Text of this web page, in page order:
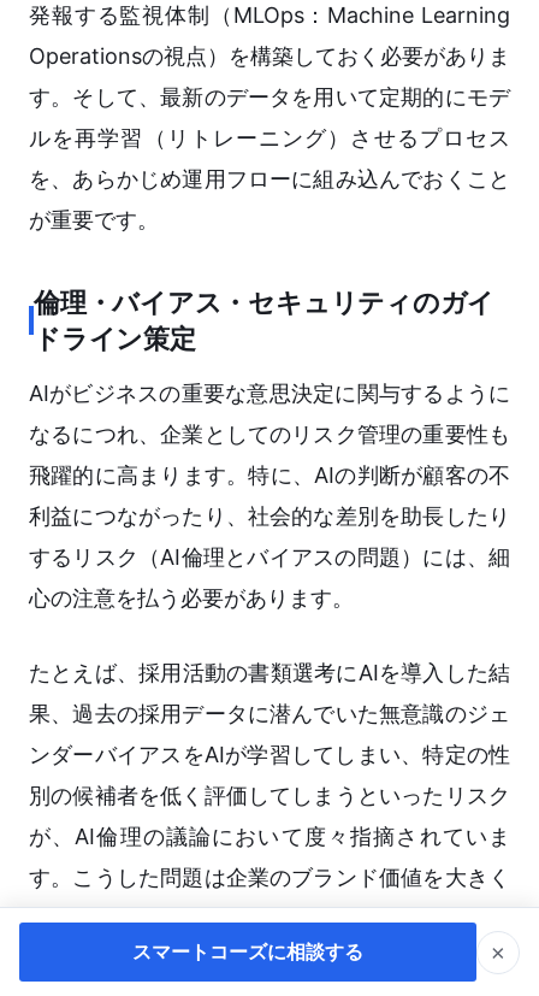
発報する監視体制（MLOps：Machine Learning
Operationsの視点）を構築しておく必要がありま
す。そして、最新のデータを用いて定期的にモデ
ルを再学習（リトレーニング）させるプロセス
を、あらかじめ運用フローに組み込んでおくこと
が重要です。
倫理・バイアス・セキュリティのガイ
ドライン策定
AIがビジネスの重要な意思決定に関与するように
なるにつれ、企業としてのリスク管理の重要性も
飛躍的に高まります。特に、AIの判断が顧客の不
利益につながったり、社会的な差別を助長したり
するリスク（AI倫理とバイアスの問題）には、細
心の注意を払う必要があります。
たとえば、採用活動の書類選考にAIを導入した結
果、過去の採用データに潜んでいた無意識のジェ
ンダーバイアスをAIが学習してしまい、特定の性
別の候補者を低く評価してしまうといったリスク
が、AI倫理の議論において度々指摘されていま
す。こうした問題は企業のブランド価値を大きく
毀損する可能性があります。
スマートコーズに相談する ×